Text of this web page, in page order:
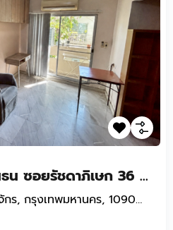
ขายคอนโด บ้านสวนธน ซอยรัชดาภิเษก 36 ห้องมุม 85 ตร.ม. ใกล้ MRT ลาดพร้าว, BTS รัชโยธิน, ม.ราชภัฏจันทรเกษม
แขวงจันทรเกษม, เขตจตุจักร, กรุงเทพมหานคร, 10900, ประเทศไทย